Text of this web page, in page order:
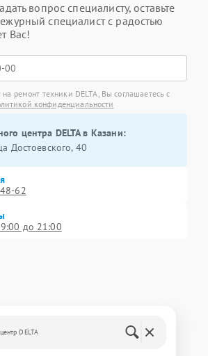
вопрос специалисту, оставьте
специалист с радостью
Вас!
ремонт техники DELTA, Вы соглашаетесь с
конфиденциальности
центра DELTA в Казани:
Достоевского, 40
62
до 21:00
DELTA